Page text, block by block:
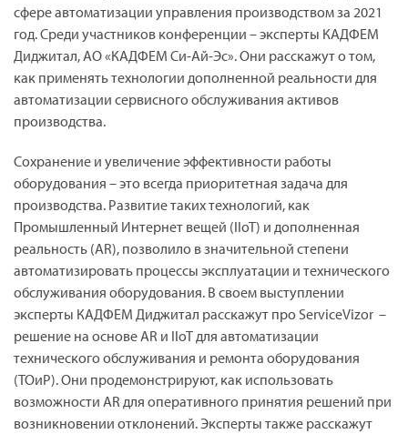
сфере автоматизации управления производством за 2021
год. Среди участников конференции – эксперты КАДФЕМ
Диджитал, АО «КАДФЕМ Си-Ай-Эс». Они расскажут о том,
как применять технологии дополненной реальности для
автоматизации сервисного обслуживания активов
производства.
Сохранение и увеличение эффективности работы
оборудования – это всегда приоритетная задача для
производства. Развитие таких технологий, как
Промышленный Интернет вещей (IIoT) и дополненная
реальность (AR), позволило в значительной степени
автоматизировать процессы эксплуатации и технического
обслуживания оборудования. В своем выступлении
эксперты КАДФЕМ Диджитал расскажут про ServiceVizor –
решение на основе AR и IIoT для автоматизации
технического обслуживания и ремонта оборудования
(ТОиР). Они продемонстрируют, как использовать
возможности AR для оперативного принятия решений при
возникновении отклонений. Эксперты также расскажут